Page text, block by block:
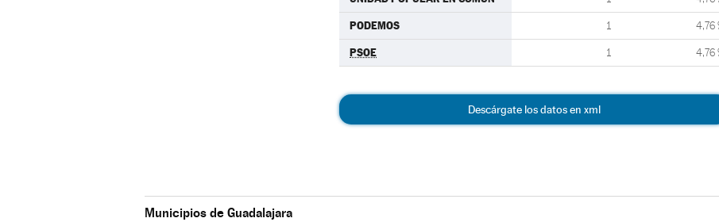
PODEMOS 1 4,76
PSOE 1 4,76
Descárgate los datos en xml
Municipios de Guadalajara